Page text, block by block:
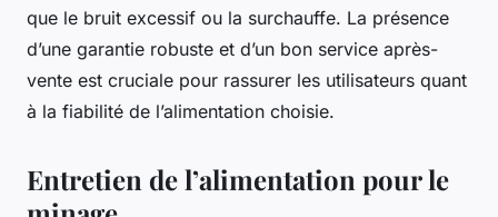
que le bruit excessif ou la surchauffe. La présence
d’une garantie robuste et d’un bon service après-
vente est cruciale pour rassurer les utilisateurs quant
à la fiabilité de l’alimentation choisie.
Entretien de l’alimentation pour le